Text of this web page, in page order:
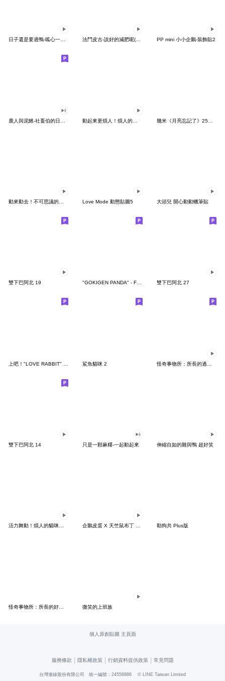
日子還是要過鴨-呱心一下鴨 法鬥皮古-說好的減肥呢(第15彈) PP mini 小小企鵝-裝飾貼2
幾米《月亮忘記了》25周年 x 晴天P莉
Love Mode 動態貼圖5 大頭兒 開心動動蠟筆貼
雙下巴阿北 19 "GOKIGEN PANDA" - Feeling / global 雙下巴阿北 27
鯊魚貓咪 2
雙下巴阿北 14 只是一顆麻糬-一起動起來 伸縮自如的雞與鴨 超好笑
活力舞動！煩人的貓咪★迷你版 2 企鵝皮蛋 X 天竺鼠布丁 有點厭世 勒狗共 Plus版
微笑的上班族
個人原創貼圖 主頁面
服務條款 | 隱私權政策 | 行銷資料提供政策 | 常見問題
台灣連線股份有限公司 統一編號：24556886 © LINE Taiwan Limited